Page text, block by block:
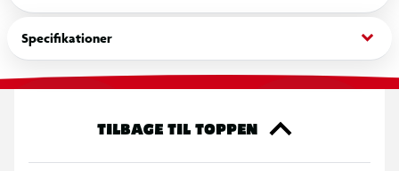
innovativ perlemaskine, prægeplader, let-lukkelige armbånd og
en praktisk nål til at sætte perler på, kan du designe 15
taskevedhæng og armbånd til at bære, dele og tage med dig!
Vælg dine yndlingsfarver, rul og form dem med perlemaskinen,
børnevenlige armbånd og nøgleringe. Ingen bagning, ingen
Specifikationer keyboard_arrow_down
TILBAGE TIL TOPPEN